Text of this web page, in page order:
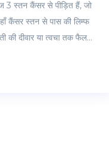
3 स्तन कैंसर से पीड़ित हैं, जो
कैंसर स्तन से पास की लिम्फ
की दीवार या त्वचा तक फैल
किया गया है: स्टेज 3A, स्टेज